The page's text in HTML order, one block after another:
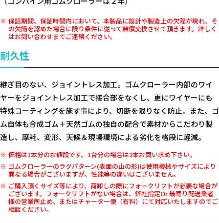
保証期間、保証時間内において、本製品に設計や製造上の欠陥が現れ、そ
の欠陥を認めた場合に限り条件に従って無償交換させて頂きます。詳しく
はお問い合わせまでご連絡ください。
耐久性
継ぎ目のない、ジョイントレス加工。ゴムクローラー内部のワイ
ヤーをジョイントレス加工で接合部をなくし、更にワイヤーにも
特殊コーティングを施す事により、切断を限りなく防止。また、ゴ
ム自体も合成ゴム＋天然ゴムの独自の配合で素材からこだわり製
造し、摩耗、変形、天候＆現場環境による劣化を格段に軽減。
価格は1本分のお値段です。1台分の場合は2本お買い求め下さい。
ゴムクローラーのラグパターン(表面の山の形)は使用機械やサイズにより
異なる場合がございますが、性能等の違いはございません。
ご購入頂くサイズ等により、荷卸しの際にフォークリフトが必要な場合が
ございます。フォークリフトがない場合は、弊社指定Or 最寄り配送業者
様の営業所止め、またはチャーター便（有料）にて対応いたしますのでご
相談ください。